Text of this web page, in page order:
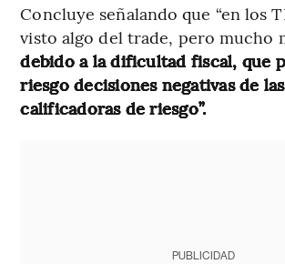
Concluye señalando que “en los
visto algo del trade, pero mucho
debido a la dificultad fiscal, que
riesgo decisiones negativas de
calificadoras de riesgo”.
PUBLICIDAD